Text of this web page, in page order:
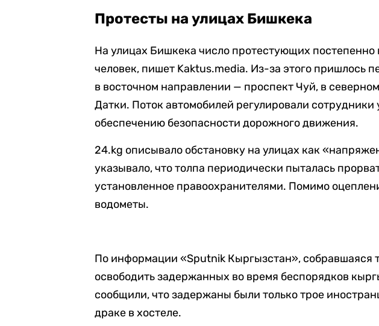
Протесты на улицах Бишкека
На улицах Бишкека число протестующих постепенно
человек, пишет Kaktus.media. Из-за этого пришлось
в восточном направлении — проспект Чуй, в
Датки. Поток автомобилей регулировали сотрудники
обеспечению безопасности дорожного движения.
24.kg описывало обстановку на улицах как
указывало, что толпа периодически пыталась
установленное правоохранителями. Помимо
водометы.
По информации «Sputnik Кыргызстан», собравшаяся
освободить задержанных во время беспорядков
сообщили, что задержаны были только трое
драке в хостеле.